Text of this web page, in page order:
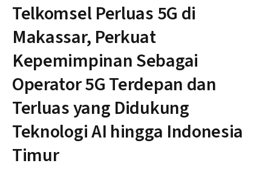
Telkomsel Perluas 5G di
Makassar, Perkuat
Kepemimpinan Sebagai
Operator 5G Terdepan dan
Terluas yang Didukung
Teknologi AI hingga Indonesia
Timur